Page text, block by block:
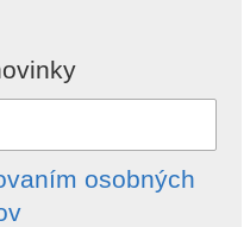
osobných